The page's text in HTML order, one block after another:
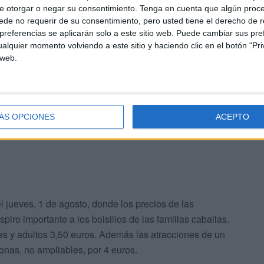
otorgar o negar su consentimiento. Tenga en cuenta que algún
no requerir de su consentimiento, pero usted tiene el derecho de
se aplicarán solo a este sitio web. Puede cambiar sus
momento volviendo a este sitio y haciendo clic en el botón
OPCIONES ACEPTO
y familiares, los jóvenes ceutíes podrán montarse hasta
Crazy Bob, Hotel, Río Salvaje, Top Gun, King
Salvaje, Stun Lasser, Take Off, Tarifa surf y Toros
considerable a las que son de gran velocidad.
todo disfrute del momento.
jueves, 1 de agosto, donde los precios de las
importante a los bolsillos de las familias caballas.
y adultos 3,50 euros. Además las atracciones de un
no ampliables, por 4 euros.